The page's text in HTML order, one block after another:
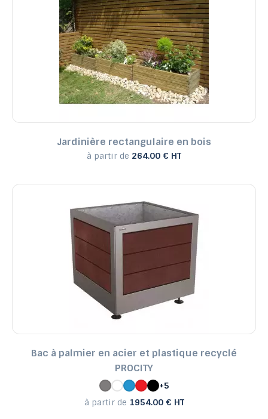
Jardinière rectangulaire en bois
à partir de 264.00 € HT
Bac à palmier en acier et plastique recyclé
PROCITY
+5
à partir de 1954.00 € HT